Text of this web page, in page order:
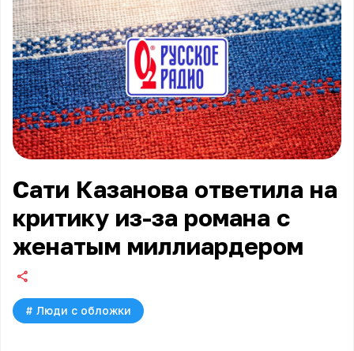
Сати Казанова ответила на
критику из-за романа с
женатым миллиардером
# Люди с обложки